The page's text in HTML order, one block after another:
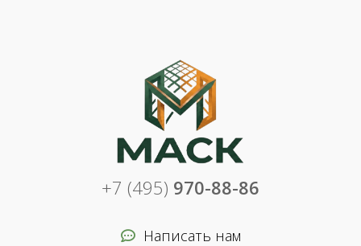
+7 (495) 970-88-86
Написать нам